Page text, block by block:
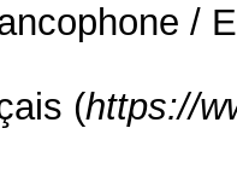
/
(https://